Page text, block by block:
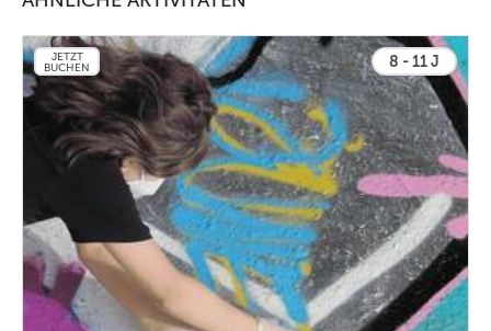
JETZT
BUCHEN
8 - 11 J